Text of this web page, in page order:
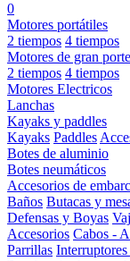
0
Motores portátiles
2 tiempos 4 tiempos
Motores de gran porte
2 tiempos 4 tiempos
Motores Electricos
Lanchas
Kayaks y paddles
Kayaks Paddles
Botes de aluminio
Botes neumáticos
Accesorios de
Baños Butacas y
Defensas y Boyas
Accesorios Cabos -
Parrillas